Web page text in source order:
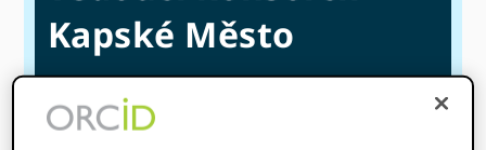
Kapské Město